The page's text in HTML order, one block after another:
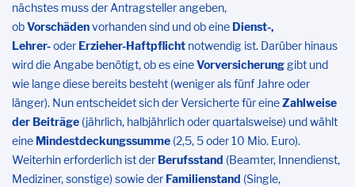
nächstes muss der Antragsteller angeben,
obVorschädenvorhanden sind und ob eine Dienst-,
Lehrer-oder Erzieher-Haftpflicht notwendig ist. Darüber hinaus
wird die Angabe benötigt, ob es eineVorversicherunggibt und
wie lange diese bereits besteht (weniger als fünf Jahre oder
länger). Nun entscheidet sich der Versicherte für eineZahlweise
der Beiträge (jährlich, halbjährlich oder quartalsweise) und wählt
eine Mindestdeckungssumme (2,5, 5 oder 10 Mio. Euro).
Weiterhin erforderlich ist der Berufsstand (Beamter, Innendienst,
Mediziner, sonstige) sowie der Familienstand (Single,